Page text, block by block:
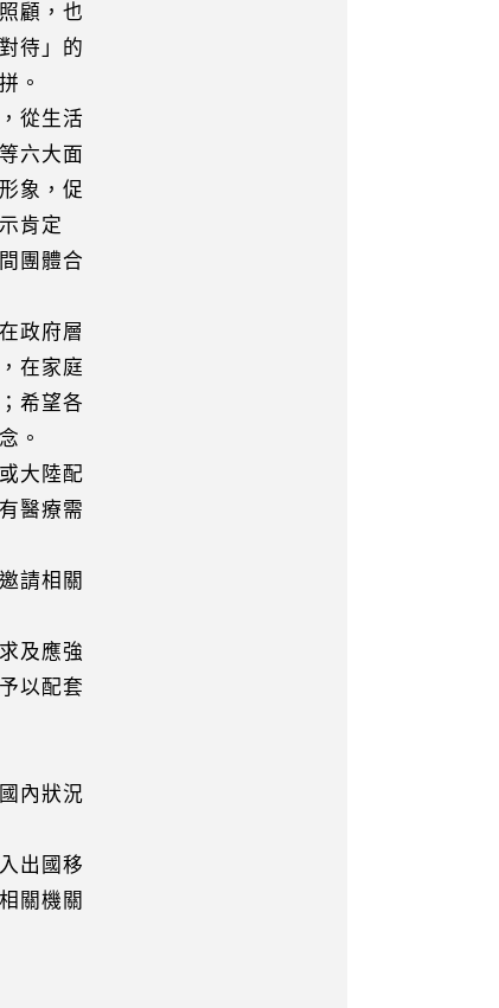
顧，也
待」的
。
從生活
六大面
象，促
肯定
團體合
政府層
在家庭
希望各
。
大陸配
醫療需
請相關
及應強
以配套
內狀況
出國移
關機關